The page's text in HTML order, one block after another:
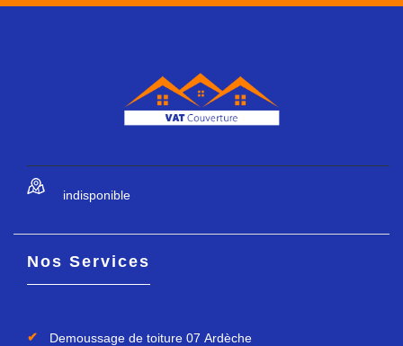
indisponible
Nos Services
Demoussage de toiture 07 Ardèche